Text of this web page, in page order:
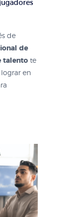
de
de
talento te
en